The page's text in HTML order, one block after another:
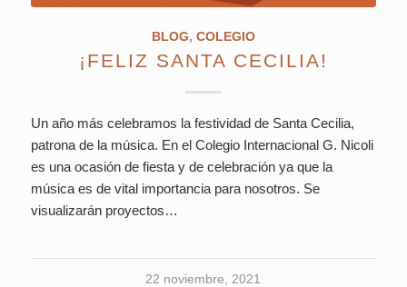
BLOG, COLEGIO
¡FELIZ SANTA CECILIA!
Un año más celebramos la festividad de Santa Cecilia,
patrona de la música. En el Colegio Internacional G. Nicoli
es una ocasión de fiesta y de celebración ya que la
música es de vital importancia para nosotros. Se
visualizarán proyectos…
22 noviembre, 2021